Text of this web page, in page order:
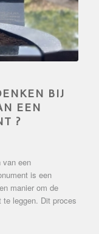
BIJ
EEN
?
van een
is een
manier om de
te leggen. Dit proces